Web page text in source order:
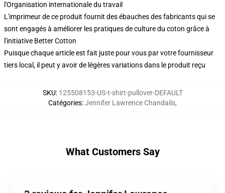
l'Organisation internationale du travail
L'imprimeur de ce produit fournit des ébauches des fabricants qui se
sont engagés à améliorer les pratiques de culture du coton grâce à
l'initiative Better Cotton
Puisque chaque article est fait juste pour vous par votre fournisseur
tiers local, il peut y avoir de légères variations dans le produit reçu
SKU: 125508153-US-t-shirt-pullover-DEFAULT
Catégories:Jennifer Lawrence Chandails,
What Customers Say